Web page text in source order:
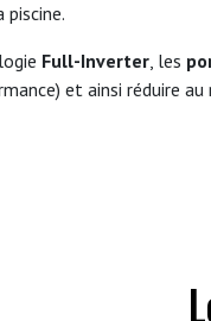
piscine.
Full-Inverter, les
et ainsi réduire